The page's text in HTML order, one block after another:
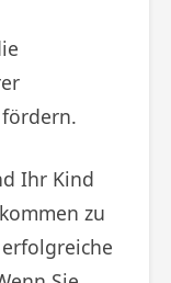
Ihr Kind
zu